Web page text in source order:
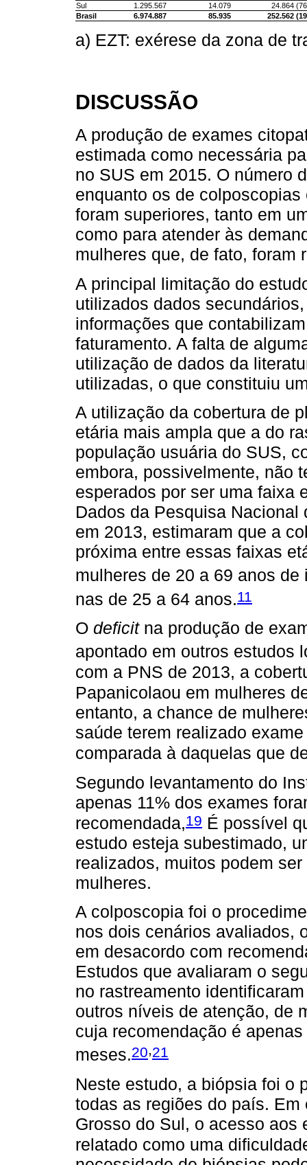
Sul
1.295.567 14.079
24.864
Brasil
6.974.887 85.935 252.562
a) EZT: exérese da zona de
DISCUSSÃO
A produção de exames
estimada como necessária
no SUS em 2015. O número
enquanto os de
foram superiores, tanto em
como para atender às
mulheres que, de fato, foram
A principal limitação do
utilizados dados
informações que
faturamento. A falta de
utilização de dados da
utilizadas, o que constituiu
A utilização da cobertura de
etária mais ampla que a do
população usuária do SUS,
embora, possivelmente, não
esperados por ser uma faixa
Dados da Pesquisa
em 2013, estimaram que a
próxima entre essas faixas
mulheres de 20 a 69 anos de
nas de 25 a 64 anos.11
O deficitna produção de
apontado em outros estudos
com a PNS de 2013, a
Papanicolaou em mulheres
entanto, a chance de
saúde terem realizado
comparada à daquelas que
Segundo levantamento do
apenas 11% dos exames
recomendada,19 É possível
estudo esteja subestimado,
realizados, muitos podem
mulheres.
A colposcopia foi o
nos dois cenários avaliados,
em desacordo com
Estudos que avaliaram o
no rastreamento
outros níveis de atenção, de
cuja recomendação é
meses.20,21
Neste estudo, a biópsia foi o
todas as regiões do país.
Grosso do Sul, o acesso aos
relatado como uma